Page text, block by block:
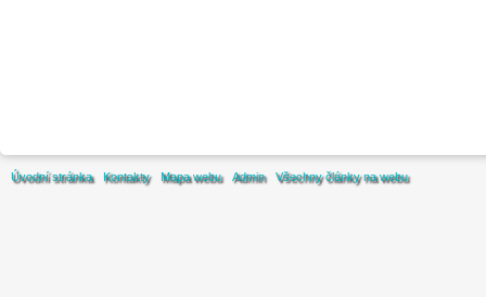
Úvodní stránka Kontakty Mapa webu Admin Všechny články na webu